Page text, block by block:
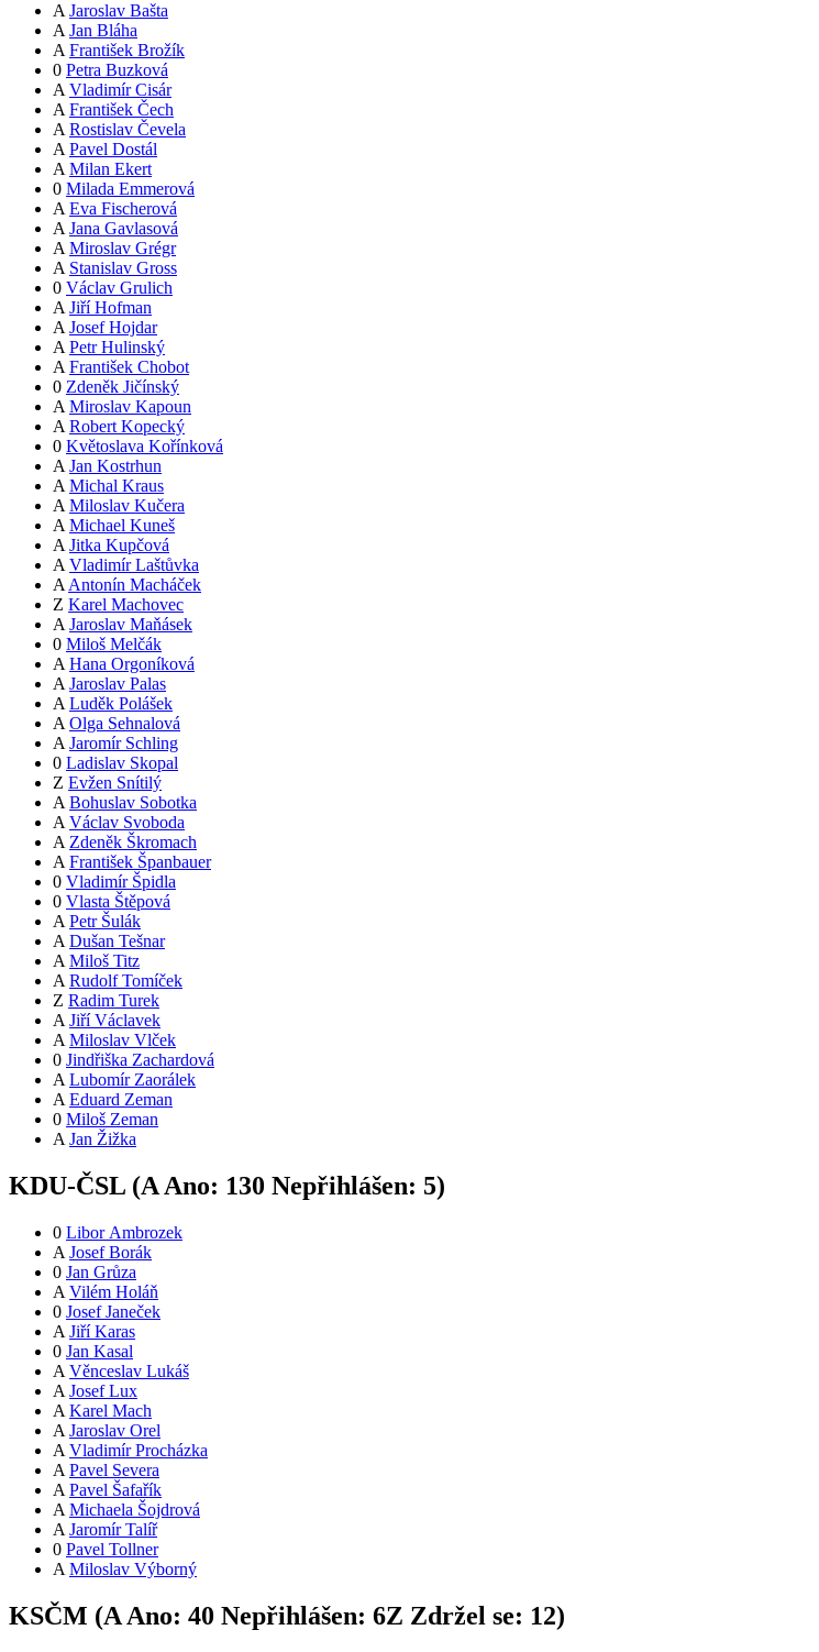
A Jaroslav Bašta
A Jan Bláha
A František Brožík
0 Petra Buzková
A Vladimír Cisár
A František Čech
A Rostislav Čevela
A Pavel Dostál
A Milan Ekert
0 Milada Emmerová
A Eva Fischerová
A Jana Gavlasová
A Miroslav Grégr
A Stanislav Gross
0 Václav Grulich
A Jiří Hofman
A Josef Hojdar
A Petr Hulinský
A František Chobot
0 Zdeněk Jičínský
A Miroslav Kapoun
A Robert Kopecký
0 Květoslava Kořínková
A Jan Kostrhun
A Michal Kraus
A Miloslav Kučera
A Michael Kuneš
A Jitka Kupčová
A Vladimír Laštůvka
A Antonín Macháček
Z Karel Machovec
A Jaroslav Maňásek
0 Miloš Melčák
A Hana Orgoníková
A Jaroslav Palas
A Luděk Polášek
A Olga Sehnalová
A Jaromír Schling
0 Ladislav Skopal
Z Evžen Snítilý
A Bohuslav Sobotka
A Václav Svoboda
A Zdeněk Škromach
A František Španbauer
0 Vladimír Špidla
0 Vlasta Štěpová
A Petr Šulák
A Dušan Tešnar
A Miloš Titz
A Rudolf Tomíček
Z Radim Turek
A Jiří Václavek
A Miloslav Vlček
0 Jindřiška Zachardová
A Lubomír Zaorálek
A Eduard Zeman
0 Miloš Zeman
A Jan Žižka
KDU-ČSL (AAno: 130 Nepřihlášen: 5)
0 Libor Ambrozek
A Josef Borák
0 Jan Grůza
A Vilém Holáň
0 Josef Janeček
A Jiří Karas
0 Jan Kasal
A Věnceslav Lukáš
A Josef Lux
A Karel Mach
A Jaroslav Orel
A Vladimír Procházka
A Pavel Severa
A Pavel Šafařík
A Michaela Šojdrová
A Jaromír Talíř
0 Pavel Tollner
A Miloslav Výborný
KSČM (A Ano: 40 Nepřihlášen: 6Z Zdržel se: 12)